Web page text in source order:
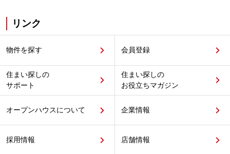
リンク
物件を探す 会員登録
住まい探しの
サポート
住まい探しの
お役立ちマガジン
オープンハウスについて 企業情報
採用情報 店舗情報